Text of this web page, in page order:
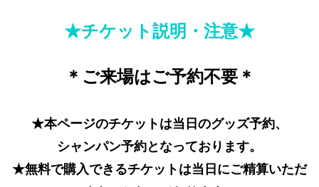
★チケット説明・注意★
＊ご来場はご予約不要＊
★本ページのチケットは当日のグッズ予約、
シャンパン予約となっております。
★無料で購入できるチケットは当日にご精算いただ